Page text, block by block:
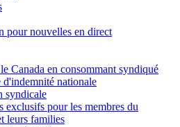
pour nouvelles en direct
Canada en consommant syndiqué
d'indemnité nationale
syndicale
exclusifs pour les membres du
leurs families